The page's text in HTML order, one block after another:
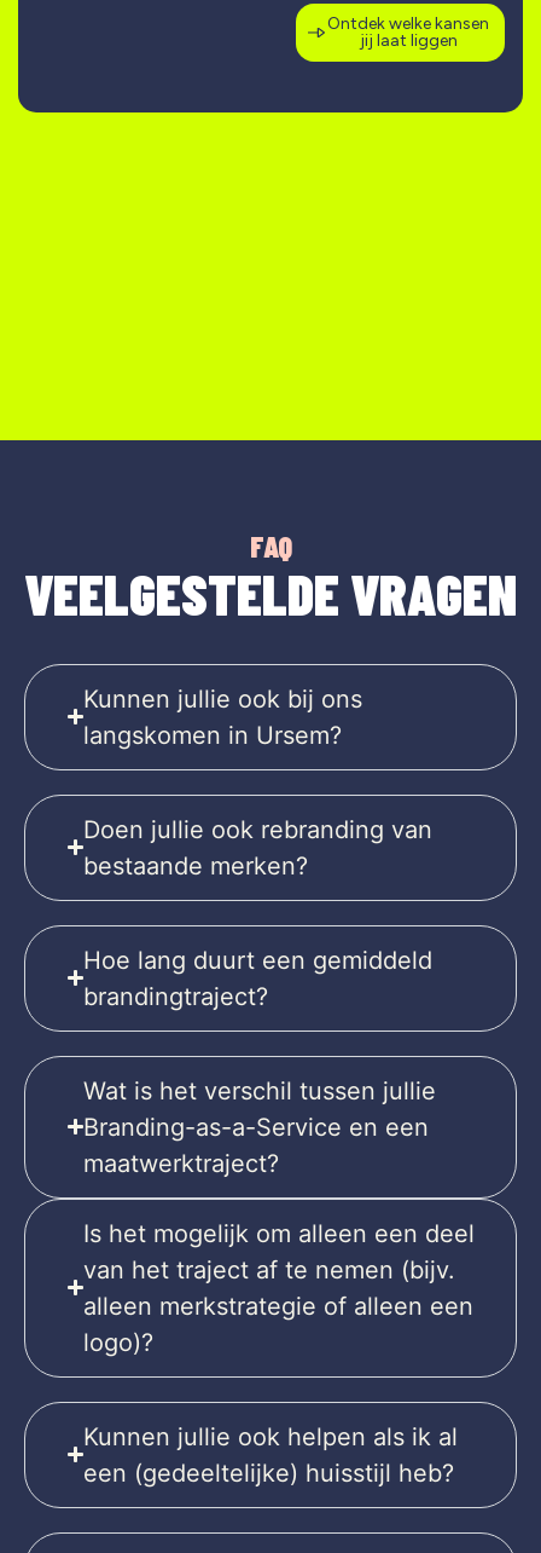
Ontdek welke kansen
jij laat liggen
FAQ
VEELGESTELDE VRAGEN
Kunnen jullie ook bij ons
langskomen in Ursem?
Doen jullie ook rebranding van
bestaande merken?
Hoe lang duurt een gemiddeld
brandingtraject?
Wat is het verschil tussen jullie
Branding-as-a-Service en een
maatwerktraject?
Is het mogelijk om alleen een deel
van het traject af te nemen (bijv.
alleen merkstrategie of alleen een
logo)?
Kunnen jullie ook helpen als ik al
een (gedeeltelijke) huisstijl heb?